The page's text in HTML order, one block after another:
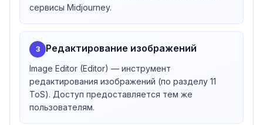
Запрет введения в заблуждение получателей Assets
о природе или источнике;
Запрет на нелегальный контент, насилие,
преследование и adult/gore.
Юрисдикция и поддержка
Юридический адрес: Midjourney, Inc., 611 Gateway Blvd.
Ste 120, South San Francisco, CA 94080-7066, US.
Споры разрешаются через обязательный арбитраж
American Arbitration Association в Santa Clara County,
сервисы Midjourney.
3 Редактирование изображений
Image Editor (Editor) — инструмент
редактирования изображений (по разделу 11
ToS). Доступ предоставляется тем же
пользователям.